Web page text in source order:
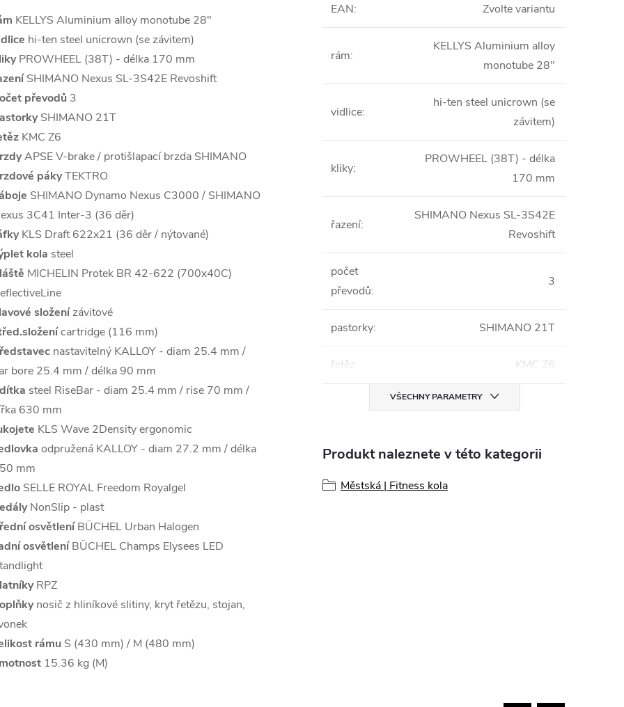
KELLYS Aluminium alloy monotube 28"
hi-ten steel unicrown (se závitem)
PROWHEEL (38T) - délka 170 mm
SHIMANO Nexus SL-3S42E Revoshift
převodů 3
SHIMANO 21T
KMC Z6
APSE V-brake / protišlapací brzda SHIMANO
pákyTEKTRO
SHIMANO Dynamo Nexus C3000 / SHIMANO
3C41 Inter-3 (36 děr)
KLS Draft 622x21 (36 děr / nýtované)
kola steel
MICHELIN Protek BR 42-622 (700x40C)
složenízávitové
cartridge (116 mm)
nastavitelný KALLOY - diam 25.4 mm /
bore 25.4 mm / délka 90 mm
steel RiseBar - diam 25.4 mm / rise 70 mm /
630 mm
KLS Wave 2Density ergonomic
odpružená KALLOY - diam 27.2 mm / délka
mm
SELLE ROYAL Freedom Royalgel
NonSlip - plast
osvětleníBÜCHEL Urban Halogen
osvětleníBÜCHEL Champs Elysees LED
RPZ
nosič z hliníkové slitiny, kryt řetězu, stojan,
rámu S (430 mm) / M (480 mm)
15.36 kg (M)
EAN: Zvolte variantu
rám:
KELLYS Aluminium alloy
monotube 28"
vidlice:
hi-ten steel unicrown (se
závitem)
kliky:
PROWHEEL (38T) - délka
170 mm
řazení:
SHIMANO Nexus SL-3S42E
Revoshift
počet
převodů:
3
pastorky: SHIMANO 21T
řetěz: KMC Z6
VŠECHNY PARAMETRY
Produkt naleznete v této kategorii
Městská | Fitness kola